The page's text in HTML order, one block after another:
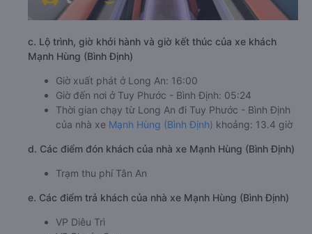
c. Lộ trình, giờ khởi hành và giờ kết thúc của xe khách
Mạnh Hùng (Bình Định)
Giờ xuất phát ở Long An: 16:00
Giờ đến nơi ở Tuy Phước - Bình Định: 05:24
Thời gian chạy từ Long An đi Tuy Phước - Bình Định
của nhà xe Mạnh Hùng (Bình Định) khoảng: 13.4 giờ
d. Các điểm đón khách của nhà xe Mạnh Hùng (Bình Định)
Trạm thu phí Tân An
e. Các điểm trả khách của nhà xe Mạnh Hùng (Bình Định)
VP Diêu Trì